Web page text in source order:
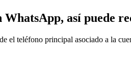
así puede
el teléfono principal asociado a la